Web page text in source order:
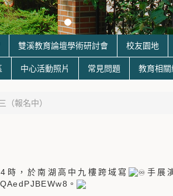
雙溪教育論壇學術研討會 校友園地
中心活動照片 常見問題 教育相關
（報名中）
時，於南湖高中九樓跨域寫
手展
。